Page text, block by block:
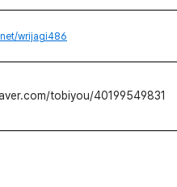
wrijagi486
tobiyou/40199549831